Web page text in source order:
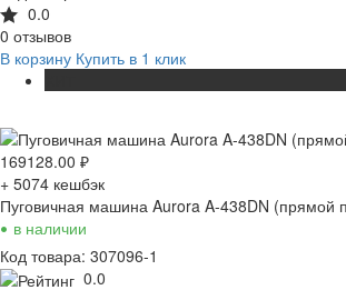
0.0
0 отзывов
В корзину Купить в 1 клик
169128.00 ₽
+ 5074 кешбэк
Пуговичная машина Aurora A-438DN (прямой
• в наличии
Код товара: 307096-1
0.0